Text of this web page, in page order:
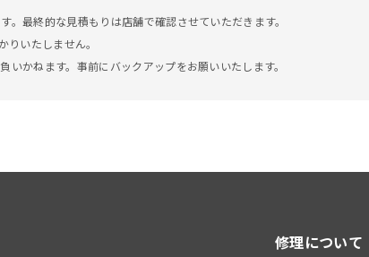
。最終的な見積もりは店舗で確認させていただきます。
いたしません。
かねます。事前にバックアップをお願いいたします。
修理について